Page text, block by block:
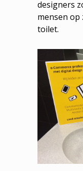
designers
mensen op
toilet.